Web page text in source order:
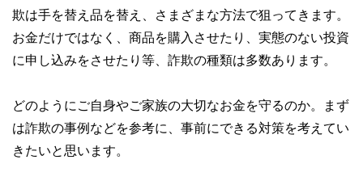
欺は手を替え品を替え、さまざまな方法で狙ってきます。
お金だけではなく、商品を購入させたり、実態のない投資
に申し込みをさせたり等、詐欺の種類は多数あります。
どのようにご自身やご家族の大切なお金を守るのか。まず
は詐欺の事例などを参考に、事前にできる対策を考えてい
きたいと思います。